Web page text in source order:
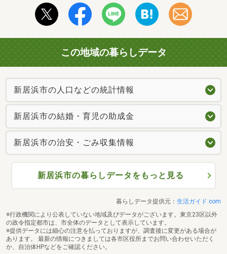
この地域の暮らしデータ
新居浜市の人口などの統計情報
新居浜市の結婚・育児の助成金
新居浜市の治安・ごみ収集情報
新居浜市の暮らしデータをもっと見る
暮らしデータ提供元： 生活ガイド.com
※行政機関により公表していない地域及びデータがございます。東京23区以外
の政令指定都市は、市全体のデータとして表示しています。
※提供データには細心の注意を払っておりますが、調査後に変更がある場合が
あります。 最新の情報につきましては各市区役所までお問い合わせいただく
か、自治体HPなどをご確認ください。